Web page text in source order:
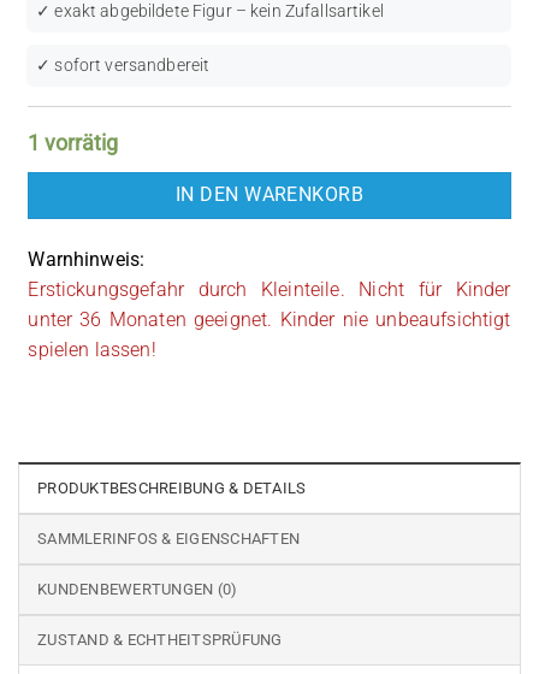
✓ exakt abgebildete Figur – kein Zufallsartikel
✓ sofort versandbereit
1 vorrätig
IN DEN WARENKORB
Warnhinweis:
Erstickungsgefahr durch Kleinteile. Nicht für Kinder
unter 36 Monaten geeignet. Kinder nie unbeaufsichtigt
spielen lassen!
PRODUKTBESCHREIBUNG & DETAILS
SAMMLERINFOS & EIGENSCHAFTEN
KUNDENBEWERTUNGEN (0)
ZUSTAND & ECHTHEITSPRÜFUNG